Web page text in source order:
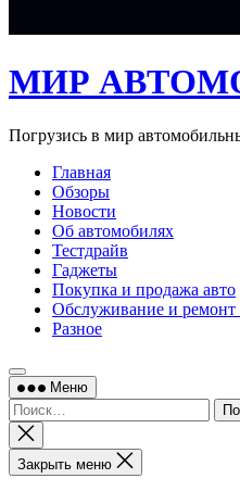
МИР
Погрузись в мир
Главная
Обзоры
Новости
Об автомобилях
Тестдрайв
Гаджеты
Покупка и продажа авто
Обслуживание и ремонт
Разное
Меню
Найти:
Закрыть
поиск
Закрыть меню